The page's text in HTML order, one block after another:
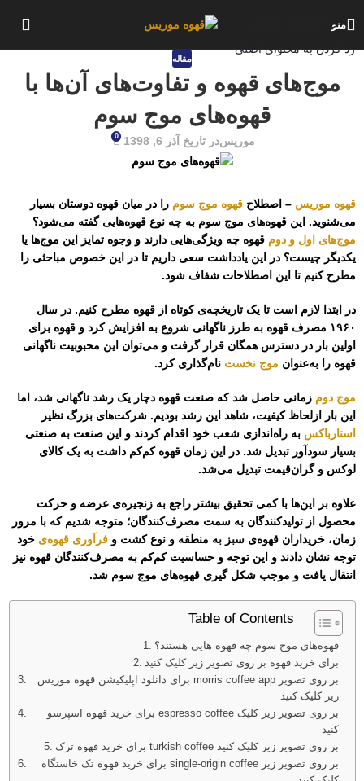
رد کردن به ناوبری
رد کردن به محتوای اصلی
منو
مقاله
موج‌های قهوه و تفاوت‌های آن‌ها با
قهوه‌های موج سوم
موریسدر تاریخ آذر 6, 1398 0
قهوه موریس – اصطلاحقهوه موج سوم را در میان قهوه دوستان بسیار
می‌شنوید. این قهوه‌های موج سوم به چه نوع قهوه‌هایی گفته می‌شود؟
موج‌های اول و دوم قهوه چه ویژگی‌هایی دارند و وجوه تمایز این موج‌ها یا
یکدیگر چیست؟ در این یادداشت سعی داریم تا در این خصوص مباحثی را
مطرح کنیم تا این اصطلاحات شفاف شود.
در ابتدا لازم است تا یک تاریخچه‌ی کوتاه از قهوه مطرح کنیم. در سال
۱۹۶۰ مصرف قهوه به طرز ناگهانی شروع به افزایش کرد و قهوه برای
اولین بار در دسترس همگان قرار گرفت و می‌توان این محبوبیت ناگهانی
قهوه را به‌عنوان موج نخست نام‌گذاری کرد.
موج دوم زمانی حاصل شد که صنعت قهوه دچار یک رشد ناگهانی شد، اما
این بار ازلحاظ کیفیت، شاهد این رشد بودیم. شرکت‌های بزرگ نظیر
استارباکس به راه‌اندازی شعب خود اقدام کردند و این صنعت به صنعتی
بسیار سودآور تبدیل شد. در این زمان قهوه کم‌کم داشت به یک کالای
لوکس و گران‌قیمت تبدیل می‌شد.
علاوه بر این‌ها با کمی تحقیق بیشتر راجع به زنجیره‌ی عرضه و حرکت
محصول از تولیدکنندگان به سمت مصرف‌کنندگان؛ متوجه شدیم که با مرور
زمان، خریداران قهوه‌ی سبز به منطقه و نوع کشت وفرآوری قهوه‌ی خود
توجه نشان دادند و این توجه و حساسیت کم‌کم به مصرف‌کنندگان قهوه نیز
انتقال یافت و موجب شکل گیری قهوه‌های موج سوم شد.
Table of Contents
قهوه‌های موج سوم چه قهوه هایی هستند؟
برای خرید قهوه بر روی تصویر زیر کلیک کنید
برای دانلود اپلیکیشن قهوه موریس morris coffee app بر روی تصویر
زیر کلیک کنید
برای خرید قهوه اسپرسو espresso coffee بر روی تصویر زیر کلیک
کنید
برای خرید قهوه ترک turkish coffee بر روی تصویر زیر کلیک کنید
برای خرید قهوه تک خاستگاه single-origin coffee بر روی تصویر زیر